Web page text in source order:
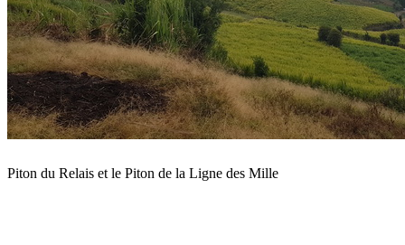
Piton du Relais et le Piton de la Ligne des Mille